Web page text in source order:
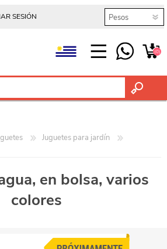
SESIÓN
(0)
Juguetes para jardín
en bolsa, varios
colores